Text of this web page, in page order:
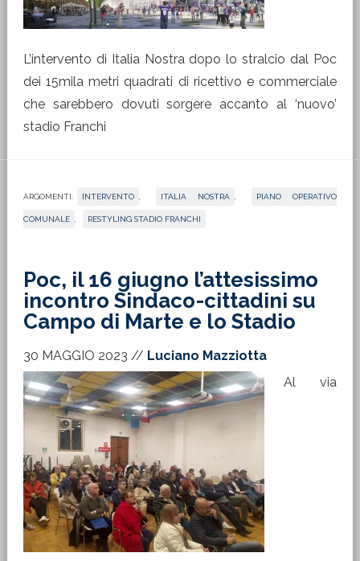
L’intervento di Italia Nostra dopo lo stralcio dal Poc
dei 15mila metri quadrati di ricettivo e commerciale
che sarebbero dovuti sorgere accanto al ‘nuovo’
stadio Franchi
ARGOMENTI: INTERVENTO ITALIA NOSTRA PIANO OPERATIVO
COMUNALE RESTYLING STADIO FRANCHI
Poc, il 16 giugno l’attesissimo
incontro Sindaco-cittadini su
Campo di Marte e lo Stadio
30 MAGGIO 2023 // Luciano Mazziotta
Al via